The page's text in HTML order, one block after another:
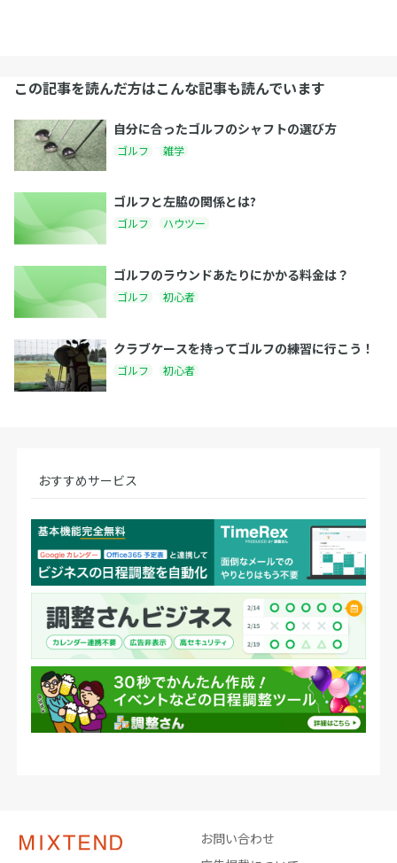
この記事を読んだ方はこんな記事も読んでいます
自分に合ったゴルフのシャフトの選び方
ゴルフ 雑学
ゴルフと左脇の関係とは?
ゴルフ ハウツー
ゴルフのラウンドあたりにかかる料金は？
ゴルフ 初心者
クラブケースを持ってゴルフの練習に行こう！
ゴルフ 初心者
おすすめサービス
お問い合わせ